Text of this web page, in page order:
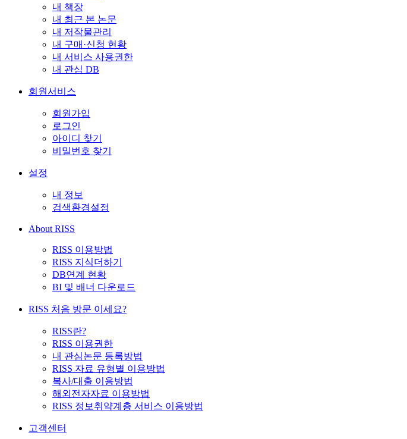
내 책장
내 최근 본 논문
내 저작물관리
내 구매·신청 현황
내 서비스 사용권한
내 관심 DB
회원서비스
회원가입
로그인
아이디 찾기
비밀번호 찾기
설정
내 정보
검색환경설정
About RISS
RISS 이용방법
RISS 지식더하기
DB연계 현황
BI 및 배너 다운로드
RISS 처음 방문 이세요?
RISS란?
RISS 이용권한
내 관심논문 등록방법
RISS 자료 유형별 이용방법
복사/대출 이용방법
해외전자자료 이용방법
RISS 정보취약계층 서비스 이용방법
고객센터